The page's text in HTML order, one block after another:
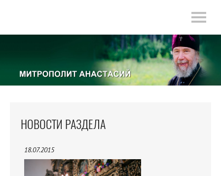
НОВОСТИ РАЗДЕЛА
18.07.2015